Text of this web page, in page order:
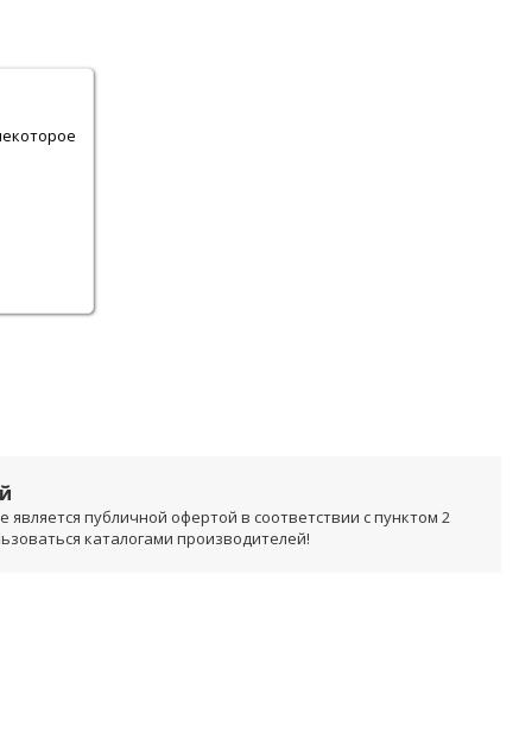
публичной офертой в соответствии с пунктом 2
каталогами производителей!